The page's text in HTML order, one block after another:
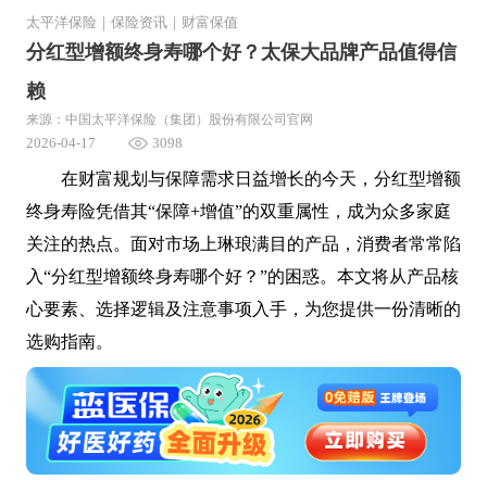
太平洋保险 保险资讯 财富保值
分红型增额终身寿哪个好？太保大品牌产品值得信
赖
来源：中国太平洋保险（集团）股份有限公司官网
2026-04-17 3098
在财富规划与保障需求日益增长的今天，分红型增额
终身寿险凭借其“保障+增值”的双重属性，成为众多家庭
关注的热点。面对市场上琳琅满目的产品，消费者常常陷
入“分红型增额终身寿哪个好？”的困惑。本文将从产品核
心要素、选择逻辑及注意事项入手，为您提供一份清晰的
选购指南。